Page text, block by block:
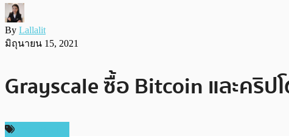
By Lallalit
มิถุนายน 15, 2021
Grayscale ซื้อ Bitcoin และคริ